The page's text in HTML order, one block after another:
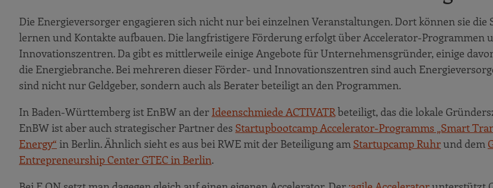
Die Energieversorger engagieren sich nicht nur bei einzelnen Veranstaltungen. Dort können sie die
lernen und Kontakte aufbauen. Die langfristigere Förderung erfolgt über Accelerator-Programmen
Innovationszentren. Da gibt es mittlerweile einige Angebote für Unternehmensgründer, einige
die Energiebranche. Bei mehreren dieser Förder- und Innovationszentren sind auch
sind nicht nur Geldgeber, sondern auch als Berater beteiligt an den Programmen.
In Baden-Württemberg ist EnBW an der Ideenschmiede ACTIVATRbeteiligt, das die lokale
EnBW ist aber auch strategischer Partner des Startupbootcamp Accelerator-Programms „Smart
Energy“ in Berlin. Ähnlich sieht es aus bei RWE mit der Beteiligung am Startupcamp Ruhrund dem
Entrepreneurship Center GTEC in Berlin.